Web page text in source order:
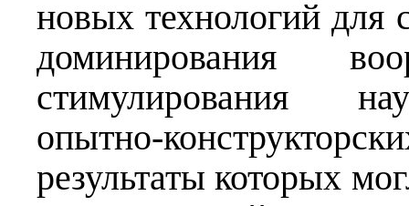
новых технологий для
доминирования
стимулирования
опытно-
результаты которых